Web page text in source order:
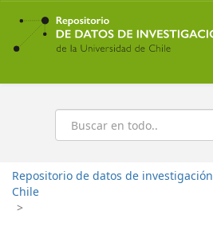
Ir
contenido
principal
Buscar
Repositorio de datos de
Chile
>